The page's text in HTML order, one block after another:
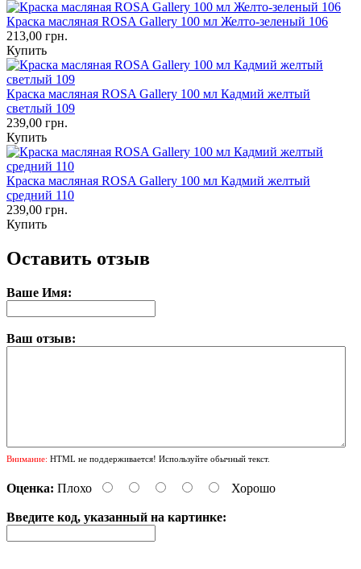
Краска масляная ROSA Gallery 100 мл Желто-зеленый 106
213,00 грн.
Купить
Краска масляная ROSA Gallery 100 мл Кадмий желтый
светлый 109
239,00 грн.
Купить
Краска масляная ROSA Gallery 100 мл Кадмий желтый
средний 110
239,00 грн.
Купить
Оставить отзыв
Ваше Имя:
Ваш отзыв:
Внимание: HTML не поддерживается! Используйте обычный текст.
Оценка: Плохо Хорошо
Введите код, указанный на картинке: